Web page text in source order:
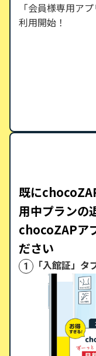
「会員様専用ア
利用開始！
既に
用中プランの
chocoZAPア
ださい
1 「入館証」